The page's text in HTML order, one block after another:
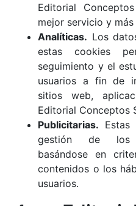
Editorial
mejor servicio y
Analíticas. Los
estas cookies
seguimiento y el
usuarios a fin de
sitios web,
Editorial Conceptos
Publicitarias. Estas
gestión de los
basándose en
contenidos o los
usuarios.